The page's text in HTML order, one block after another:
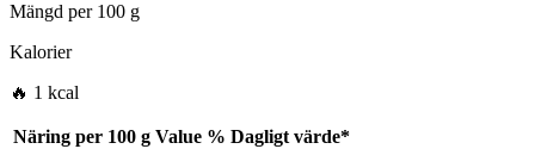
Mängd per100 g
Kalorier
🔥 1 kcal
Näring per 100 g Value % Dagligt värde*